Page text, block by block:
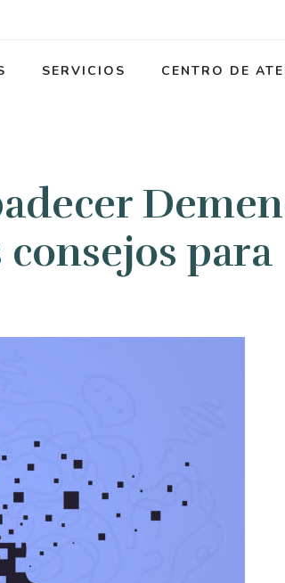
SERVICIOS CENTRO DE
para